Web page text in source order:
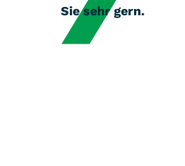
Sie sehr gern.